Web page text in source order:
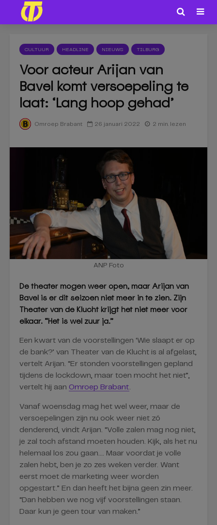
CULTUUR HEADLINE NIEUWS TILBURG
Voor acteur Arijan van
Bavel komt versoepeling te
laat: ‘Lang hoop gehad’
Omroep Brabant 26 januari 2022 2 min. lezen
ANP Foto
De theater mogen weer open, maar Arijan van
Bavel is er dit seizoen niet meer in te zien. Zijn
Theater van de Klucht krijgt het niet meer voor
elkaar. “Het is wel zuur ja.”
Een kwart van de voorstellingen ‘Wie slaapt er op
de bank?’ van Theater van de Klucht is al afgelast,
vertelt Arijan. “Er stonden voorstellingen gepland
tijdens de lockdown, maar toen mocht het niet”,
vertelt hij aan Omroep Brabant
Vanaf woensdag mag het wel weer, maar de
versoepelingen zijn nu ook weer niet zó
denderend, vindt Arijan. “Volle zalen mag nog niet,
je zal toch afstand moeten houden. Kijk, als het nu
helemaal los zou gaan…. Maar voordat je volle
zalen hebt, ben je zo zes weken verder. Want
eerst moet de marketing weer worden
opgestart.” En dan heeft het bijna geen zin meer.
“Dan hebben we nog vijf voorstellingen staan.
Daar kun je geen tour van maken.”